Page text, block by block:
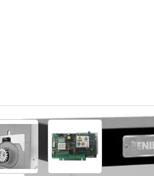
View larger imageView larger image